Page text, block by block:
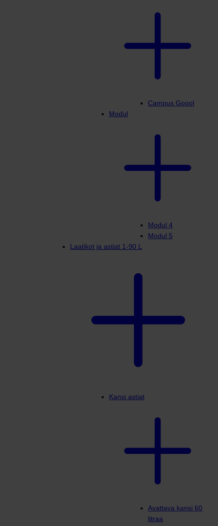
Campus Goool
Modul
Modul 4
Modul 5
Laatikot ja astiat 1-90 L
Kansi astiat
Avattava kansi 60
litraa